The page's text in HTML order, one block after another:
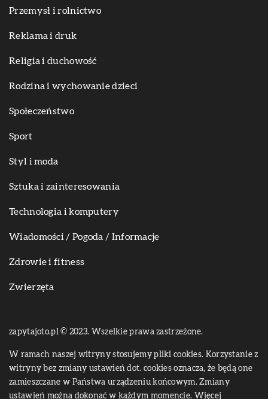
Przemysł i rolnictwo
Reklama i druk
Religia i duchowość
Rodzina i wychowanie dzieci
Społeczeństwo
Sport
Styl i moda
Sztuka i zainteresowania
Technologia i komputery
Wiadomości / Pogoda / Informacje
Zdrowie i fitness
Zwierzęta
zapytajoto.pl © 2023. Wszelkie prawa zastrzeżone.
W ramach naszej witryny stosujemy pliki cookies. Korzystanie z
witryny bez zmiany ustawień dot. cookies oznacza, że będą one
zamieszczane w Państwa urządzeniu końcowym. Zmiany
ustawień można dokonać w każdym momencie. Więcej